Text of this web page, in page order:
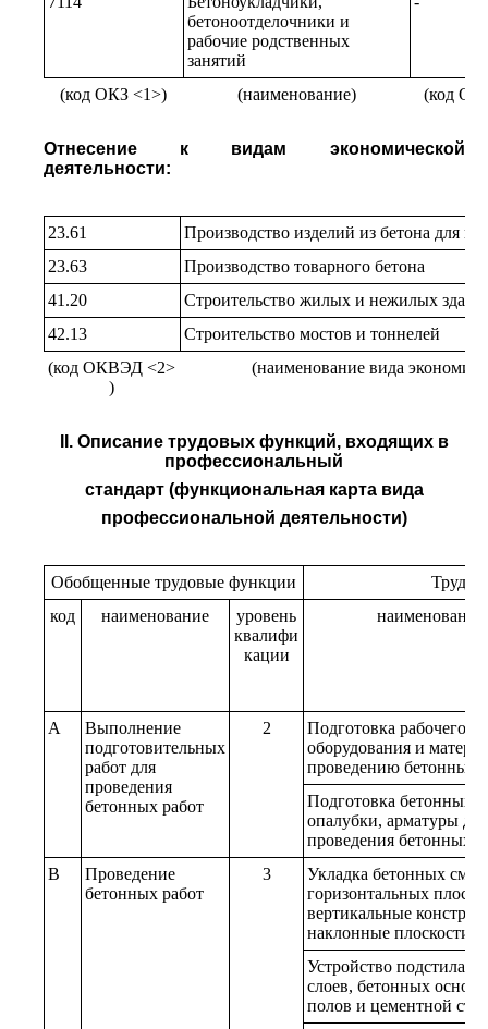
бетоноотделочники и
рабочие родственных
занятий
(код ОКЗ <1>) (наименование) (код
Отнесение к видам экономической
деятельности:
23.61
Производство изделий из бетона для
23.63
Производство товарного бетона
41.20
Строительство жилых и нежилых
42.13
Строительство мостов и тоннелей
(код ОКВЭД <2>
)
(наименование вида
II. Описание трудовых функций, входящих в
профессиональный
стандарт (функциональная карта вида
профессиональной деятельности)
Обобщенные трудовые функции
код
наименование
уровень
квалифи
кации
наименование
A
Выполнение
подготовительных
работ для
проведения
бетонных работ
2
Подготовка рабочего
оборудования и
проведению бетонных
Подготовка бетонных
опалубки, арматуры для
проведения бетонных
B
Проведение
бетонных работ
3
Укладка бетонных
горизонтальных
вертикальные
наклонные плоскости
Устройство
слоев, бетонных
полов и цементной